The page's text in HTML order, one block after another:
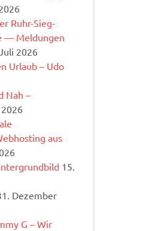
Ruhr-Sieg-
— Meldungen
2026
Urlaub – Udo
Nah –
aus
15.
Dezember
G – Wir